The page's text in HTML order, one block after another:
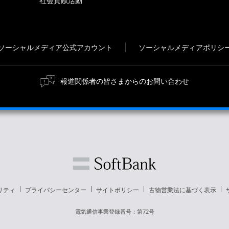
ーシャルメディア公式アカウント ソーシャルメディアポリシ
報道関係者の皆さまからのお問い合わせ
ティ プライバシーセンター サイトポリシー 古物営業法に基づく表示
電気通信事業登録番号：第72号